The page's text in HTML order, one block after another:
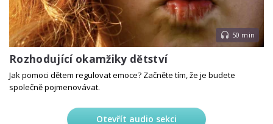
50 min
Rozhodující okamžiky dětství
Jak pomoci dětem regulovat emoce? Začněte tím, že je budete
společně pojmenovávat.
Otevřít audio sekci